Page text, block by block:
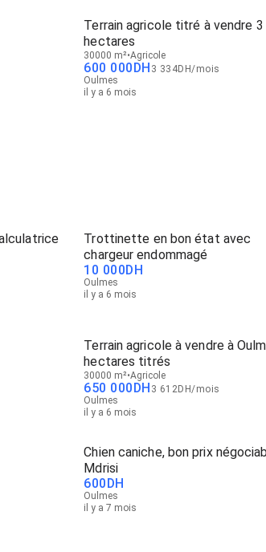
Terrain agricole titré à vendre 3
hectares
30000 m² Agricole
600 000DH 3 334DH/mois
Oulmes
il y a 6 mois
Trottinette en bon état avec
chargeur endommagé
10 000DH
Oulmes
il y a 6 mois
Terrain agricole à vendre à
hectares titrés
30000 m² Agricole
650 000DH 3 612DH/mois
Oulmes
il y a 6 mois
Chien caniche, bon prix
Mdrisi
600DH
Oulmes
il y a 7 mois